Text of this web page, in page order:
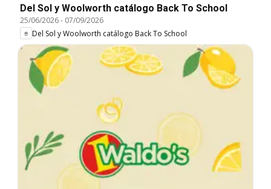
Del Sol y Woolworth catálogo Back To School
25/06/2026- 07/09/2026
Del Sol y Woolworth catálogo Back To School